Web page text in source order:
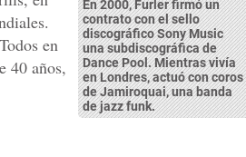
En 2000, Furler firmó un
contrato con el sello
discográfico Sony Music
una subdiscográfica de
Dance Pool. Mientras vivía
en Londres, actuó con coros
de Jamiroquai, una banda
de jazz funk.
en
40 años,